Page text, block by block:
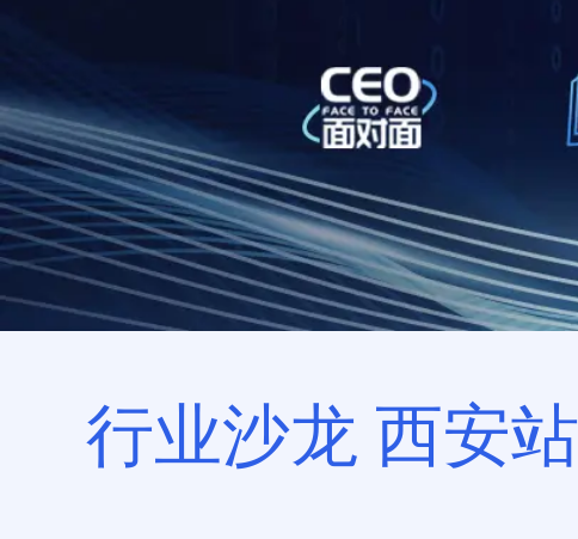
行业沙龙 西安站